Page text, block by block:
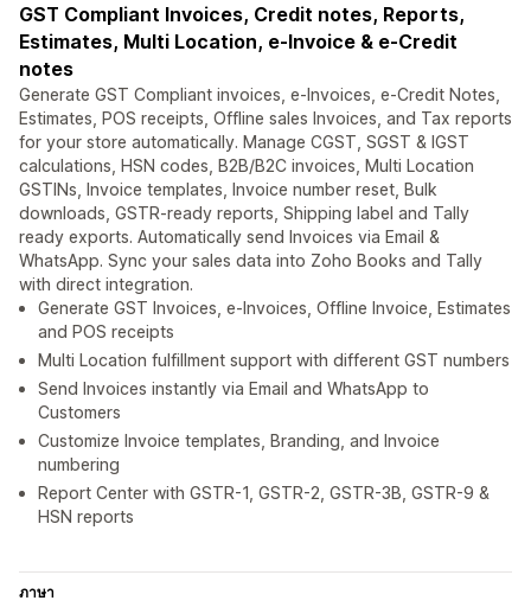
GST Compliant Invoices, Credit notes, Reports,
Estimates, Multi Location, e-Invoice & e-Credit
notes
Generate GST Compliant invoices, e-Invoices, e-Credit Notes,
Estimates, POS receipts, Offline sales Invoices, and Tax reports
for your store automatically. Manage CGST, SGST & IGST
calculations, HSN codes, B2B/B2C invoices, Multi Location
GSTINs, Invoice templates, Invoice number reset, Bulk
downloads, GSTR-ready reports, Shipping label and Tally
ready exports. Automatically send Invoices via Email &
WhatsApp. Sync your sales data into Zoho Books and Tally
with direct integration.
Generate GST Invoices, e-Invoices, Offline Invoice, Estimates
and POS receipts
Multi Location fulfillment support with different GST numbers
Send Invoices instantly via Email and WhatsApp to
Customers
Customize Invoice templates, Branding, and Invoice
numbering
Report Center with GSTR-1, GSTR-2, GSTR-3B, GSTR-9 &
HSN reports
ภาษา